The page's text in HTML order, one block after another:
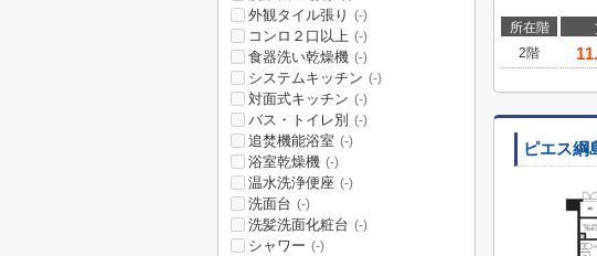
所在階
2階
ピエス綱
外観タイル張り (-)
コンロ２口以上 (-)
食器洗い乾燥機 (-)
システムキッチン (-)
対面式キッチン (-)
バス・トイレ別 (-)
追焚機能浴室 (-)
浴室乾燥機 (-)
温水洗浄便座 (-)
洗面台 (-)
洗髪洗面化粧台 (-)
シャワー (-)